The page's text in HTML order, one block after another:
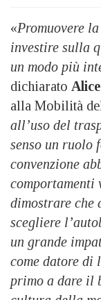
«Promuovere
investire sulla
un modo più
dichiarato
alla Mobilità
all’uso del
senso un ruolo
convenzione
comportamenti
dimostrare che
scegliere
un grande
come datore di
primo a dare il